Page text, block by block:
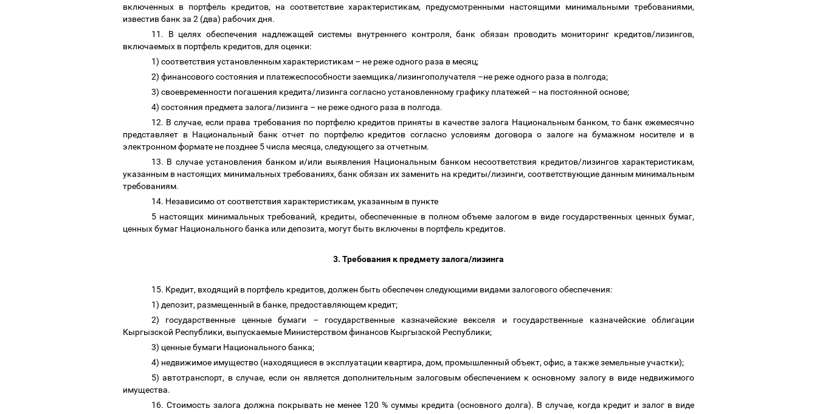
включенных в портфель кредитов, на соответствие характеристикам, предусмотренными настоящими минимальными требованиями,
известив банк за 2 (два) рабочих дня.
11. В целях обеспечения надлежащей системы внутреннего контроля, банк обязан проводить мониторинг кредитов/лизингов,
включаемых в портфель кредитов, для оценки:
1) соответствия установленным характеристикам – не реже одного раза в месяц;
2) финансового состояния и платежеспособности заемщика/лизингополучателя –не реже одного раза в полгода;
3) своевременности погашения кредита/лизинга согласно установленному графику платежей – на постоянной основе;
4) состояния предмета залога/лизинга – не реже одного раза в полгода.
12. В случае, если права требования по портфелю кредитов приняты в качестве залога Национальным банком, то банк ежемесячно
представляет в Национальный банк отчет по портфелю кредитов согласно условиям договора о залоге на бумажном носителе и в
электронном формате не позднее 5 числа месяца, следующего за отчетным.
13. В случае установления банком и/или выявления Национальным банком несоответствия кредитов/лизингов характеристикам,
указанным в настоящих минимальных требованиях, банк обязан их заменить на кредиты/лизинги, соответствующие данным минимальным
требованиям.
14. Независимо от соответствия характеристикам, указанным в пункте
5 настоящих минимальных требований, кредиты, обеспеченные в полном объеме залогом в виде государственных ценных бумаг,
ценных бумаг Национального банка или депозита, могут быть включены в портфель кредитов.
3. Требования к предмету залога/лизинга
15. Кредит, входящий в портфель кредитов, должен быть обеспечен следующими видами залогового обеспечения:
1) депозит, размещенный в банке, предоставляющем кредит;
2) государственные ценные бумаги – государственные казначейские векселя и государственные казначейские облигации
Кыргызской Республики, выпускаемые Министерством финансов Кыргызской Республики;
3) ценные бумаги Национального банка;
4) недвижимое имущество (находящиеся в эксплуатации квартира, дом, промышленный объект, офис, а также земельные участки);
5) автотранспорт, в случае, если он является дополнительным залоговым обеспечением к основному залогу в виде недвижимого
имущества.
16. Стоимость залога должна покрывать не менее 120 % суммы кредита (основного долга). В случае, когда кредит и залог в виде